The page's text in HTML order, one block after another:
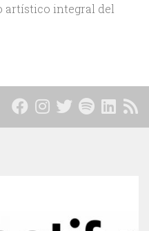
artístico integral del